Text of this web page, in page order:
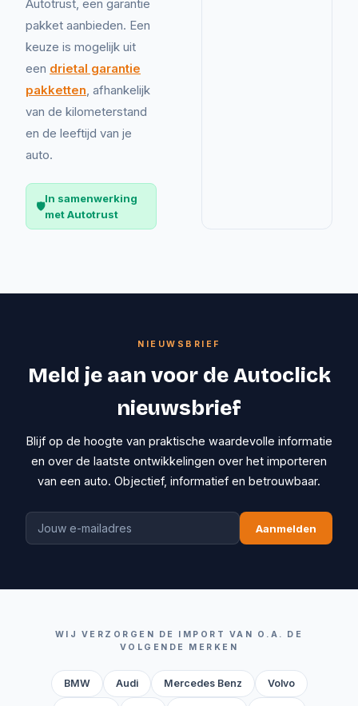
Autotrust, een garantie
pakket aanbieden. Een
keuze is mogelijk uit
een drietal garantie
pakketten, afhankelijk
van de kilometerstand
en de leeftijd van je
auto.
🛡️
In samenwerking
met Autotrust
NIEUWSBRIEF
Meld je aan voor de Autoclick
nieuwsbrief
Blijf op de hoogte van praktische waardevolle informatie
en over de laatste ontwikkelingen over het importeren
van een auto. Objectief, informatief en betrouwbaar.
Aanmelden
WIJ VERZORGEN DE IMPORT VAN O.A. DE
VOLGENDE MERKEN
BMW Audi Mercedes Benz Volvo